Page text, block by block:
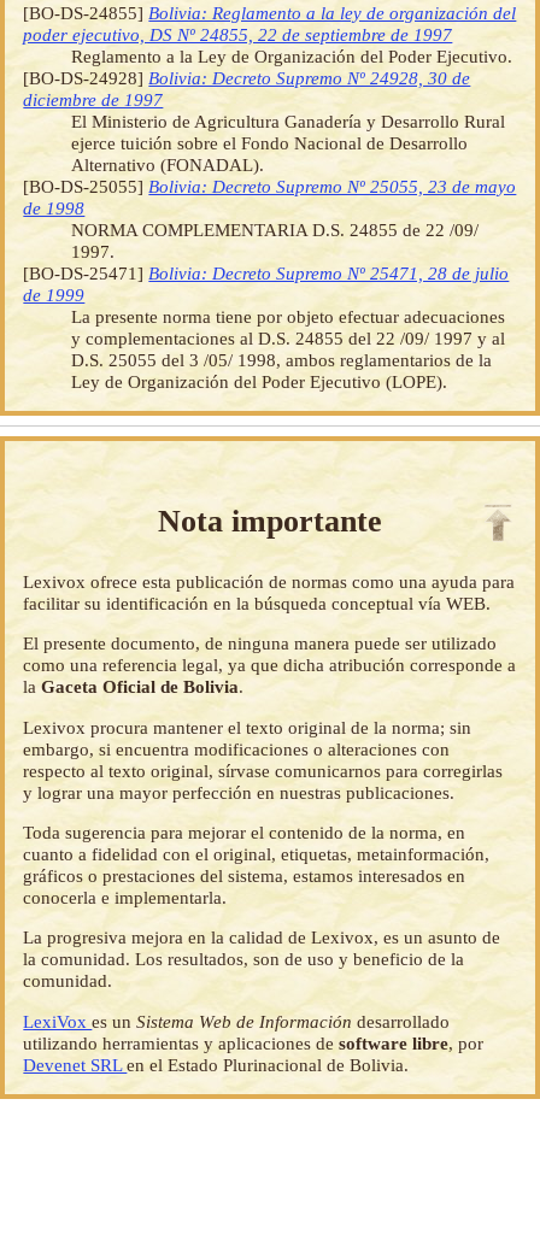
[BO-DS-24855] Bolivia: Reglamento a la ley de organización del
poder ejecutivo, DS Nº 24855, 22 de septiembre de 1997
Reglamento a la Ley de Organización del Poder Ejecutivo.
[BO-DS-24928] Bolivia: Decreto Supremo Nº 24928, 30 de
diciembre de 1997
El Ministerio de Agricultura Ganadería y Desarrollo Rural
ejerce tuición sobre el Fondo Nacional de Desarrollo
Alternativo (FONADAL).
[BO-DS-25055] Bolivia: Decreto Supremo Nº 25055, 23 de mayo
de 1998
NORMA COMPLEMENTARIA D.S. 24855 de 22 /09/
1997.
[BO-DS-25471] Bolivia: Decreto Supremo Nº 25471, 28 de julio
de 1999
La presente norma tiene por objeto efectuar adecuaciones
y complementaciones al D.S. 24855 del 22 /09/ 1997 y al
D.S. 25055 del 3 /05/ 1998, ambos reglamentarios de la
Ley de Organización del Poder Ejecutivo (LOPE).
Nota importante
Lexivox ofrece esta publicación de normas como una ayuda para
facilitar su identificación en la búsqueda conceptual vía WEB.
El presente documento, de ninguna manera puede ser utilizado
como una referencia legal, ya que dicha atribución corresponde a
laGaceta Oficial de Bolivia.
Lexivox procura mantener el texto original de la norma; sin
embargo, si encuentra modificaciones o alteraciones con
respecto al texto original, sírvase comunicarnos para corregirlas
y lograr una mayor perfección en nuestras publicaciones.
Toda sugerencia para mejorar el contenido de la norma, en
cuanto a fidelidad con el original, etiquetas, metainformación,
gráficos o prestaciones del sistema, estamos interesados en
conocerla e implementarla.
La progresiva mejora en la calidad de Lexivox, es un asunto de
la comunidad. Los resultados, son de uso y beneficio de la
comunidad.
LexiVoxes unSistema Web de Información desarrollado
utilizando herramientas y aplicaciones desoftware libre, por
Devenet SRLen el Estado Plurinacional de Bolivia.